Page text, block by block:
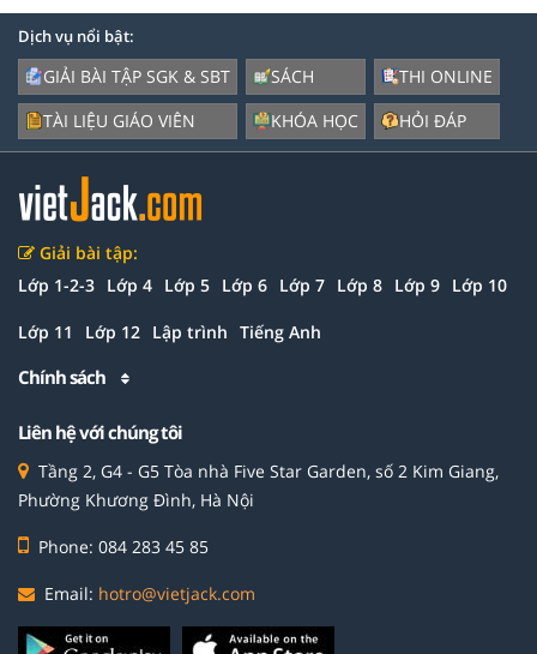
Dịch vụ nổi bật:
GIẢI BÀI TẬP SGK & SBT
TÀI LIỆU GIÁO VIÊN
SÁCH
KHÓA HỌC
THI ONLINE
HỎI ĐÁP
Giải bài tập:
Lớp 1-2-3 Lớp 4 Lớp 5 Lớp 6 Lớp 7 Lớp 8 Lớp 9 Lớp 10
Lớp 11 Lớp 12 Lập trình Tiếng Anh
Chính sách
Liên hệ với chúng tôi
Tầng 2, G4 - G5 Tòa nhà Five Star Garden, số 2 Kim Giang,
Phường Khương Đình, Hà Nội
Phone: 084 283 45 85
Email: hotro@vietjack.com